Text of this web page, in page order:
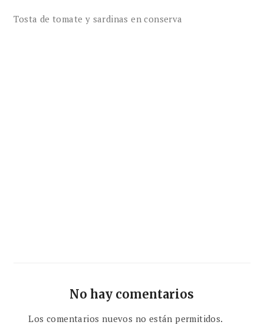
Tosta de tomate y sardinas en conserva
No hay comentarios
Los comentarios nuevos no están permitidos.